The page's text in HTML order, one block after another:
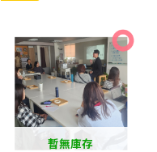
選
擇
選
項
暫無庫存
價
格
範
圍：
到
此
產
品
有
多
種